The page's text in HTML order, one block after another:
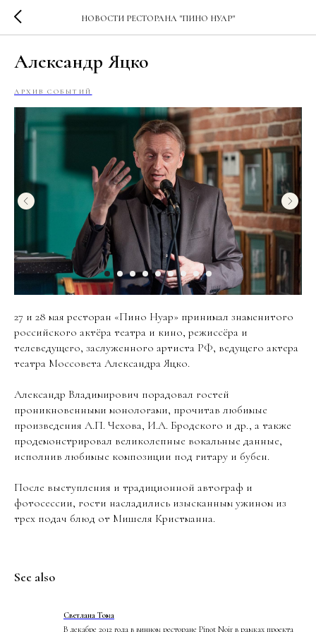
НОВОСТИ РЕСТОРАНА "ПИНО НУАР"
Александр Яцко
АРХИВ СОБЫТИЙ
27 и 28 мая ресторан «Пино Нуар» принимал знаменитого
российского актёра театра и кино, режиссёра и
телеведущего, заслуженного артиста РФ, ведущего актера
театра Моссовета Александра Яцко.
Александр Владимирович порадовал гостей
проникновенными монологами, прочитав любимые
произведения А.П. Чехова, И.А. Бродского и др., а также
продемонстрировал великолепные вокальные данные,
исполнив любимые композиции под гитару и бубен.
После выступления и традиционной автограф и
фотосессии, гости насладились изысканным ужином из
трех подач блюд от Мишеля Кристманна.
See also
Светлана Тома
В декабре 2012 года в винном ресторане Pinot Noir в рамках проекта